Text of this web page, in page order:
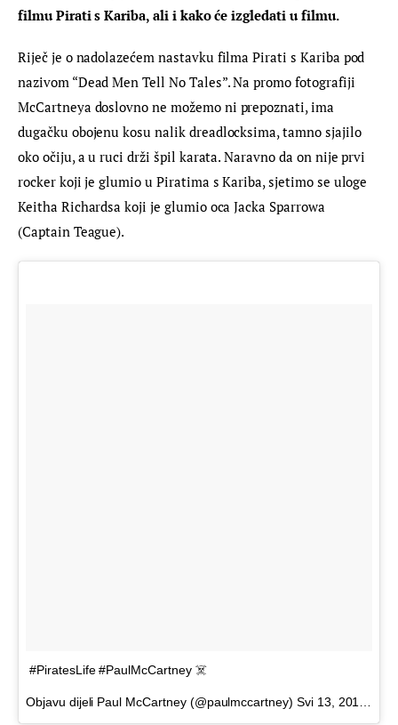
filmu Pirati s Kariba, ali i kako će izgledati u filmu.
Riječ je o nadolazećem nastavku filma Pirati s Kariba pod
nazivom “Dead Men Tell No Tales”. Na promo fotografiji
McCartneya doslovno ne možemo ni prepoznati, ima
dugačku obojenu kosu nalik dreadlocksima, tamno sjajilo
oko očiju, a u ruci drži špil karata. Naravno da on nije prvi
rocker koji je glumio u Piratima s Kariba, sjetimo se uloge
Keitha Richardsa koji je glumio oca Jacka Sparrowa
(Captain Teague).
#PiratesLife #PaulMcCartney ☠️
Objavu dijeli Paul McCartney (@paulmccartney) Svi 13, 2017 u 11:18 PDT